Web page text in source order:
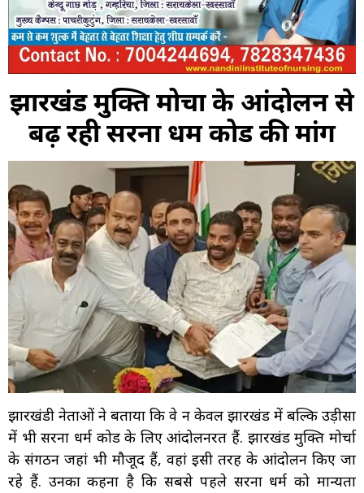
झारखंड मुक्ति मोर्चा के आंदोलन से
बढ़ रही सरना धर्म कोड की मांग
झारखंडी नेताओं ने बताया कि वे न केवल झारखंड में बल्कि उड़ीसा
में भी सरना धर्म कोड के लिए आंदोलनरत हैं. झारखंड मुक्ति मोर्चा
के संगठन जहां भी मौजूद हैं, वहां इसी तरह के आंदोलन किए जा
रहे हैं. उनका कहना है कि सबसे पहले सरना धर्म को मान्यता